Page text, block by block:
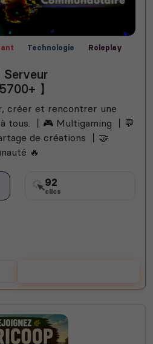
Technologie
Roleplay
Rencontre
2
Serveur
】
créer et rencontrer une
tous. 丨🎮 Multigaming 丨💬
de créations 丨🤝
🔥
92
clics